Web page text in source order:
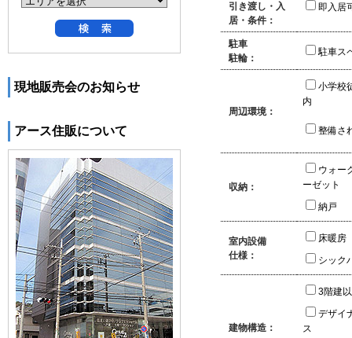
引き渡し・入
居・条件：
即入居
駐車
駐輪：
駐車ス
周辺環境：
小学校
内
整備さ
収納：
ウォー
ーゼット
納戸
室内設備
仕様：
床暖房
シック
建物構造：
3階建
デザイ
ス
現地販売会のお知らせ
アース住販について